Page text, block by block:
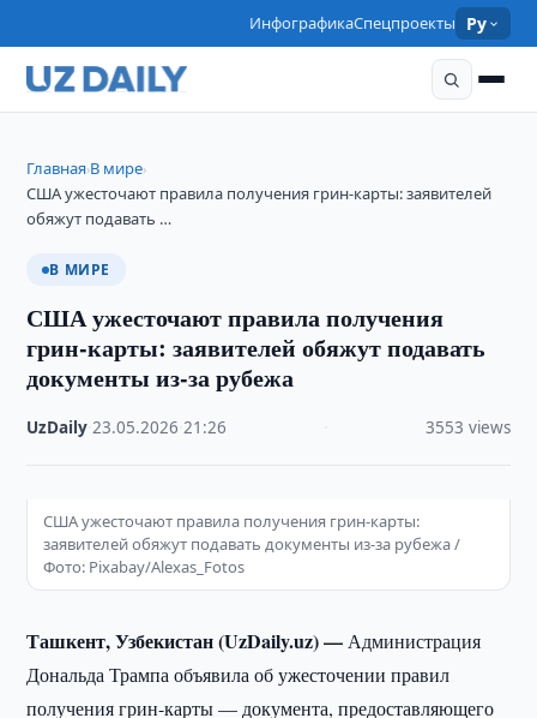
ИнфографикаСпецпроекты Ру
Главная›В мире›
США ужесточают правила получения грин-карты: заявителей
обяжут подавать …
В МИРЕ
США ужесточают правила получения
грин-карты: заявителей обяжут подавать
документы из-за рубежа
UzDaily ·23.05.2026 ·21:26 3553 views
США ужесточают правила получения грин-карты:
заявителей обяжут подавать документы из-за рубежа /
Фото: Pixabay/Alexas_Fotos
Ташкент, Узбекистан (UzDaily.uz) —Администрация
Дональда Трампа объявила об ужесточении правил
получения грин-карты — документа, предоставляющего